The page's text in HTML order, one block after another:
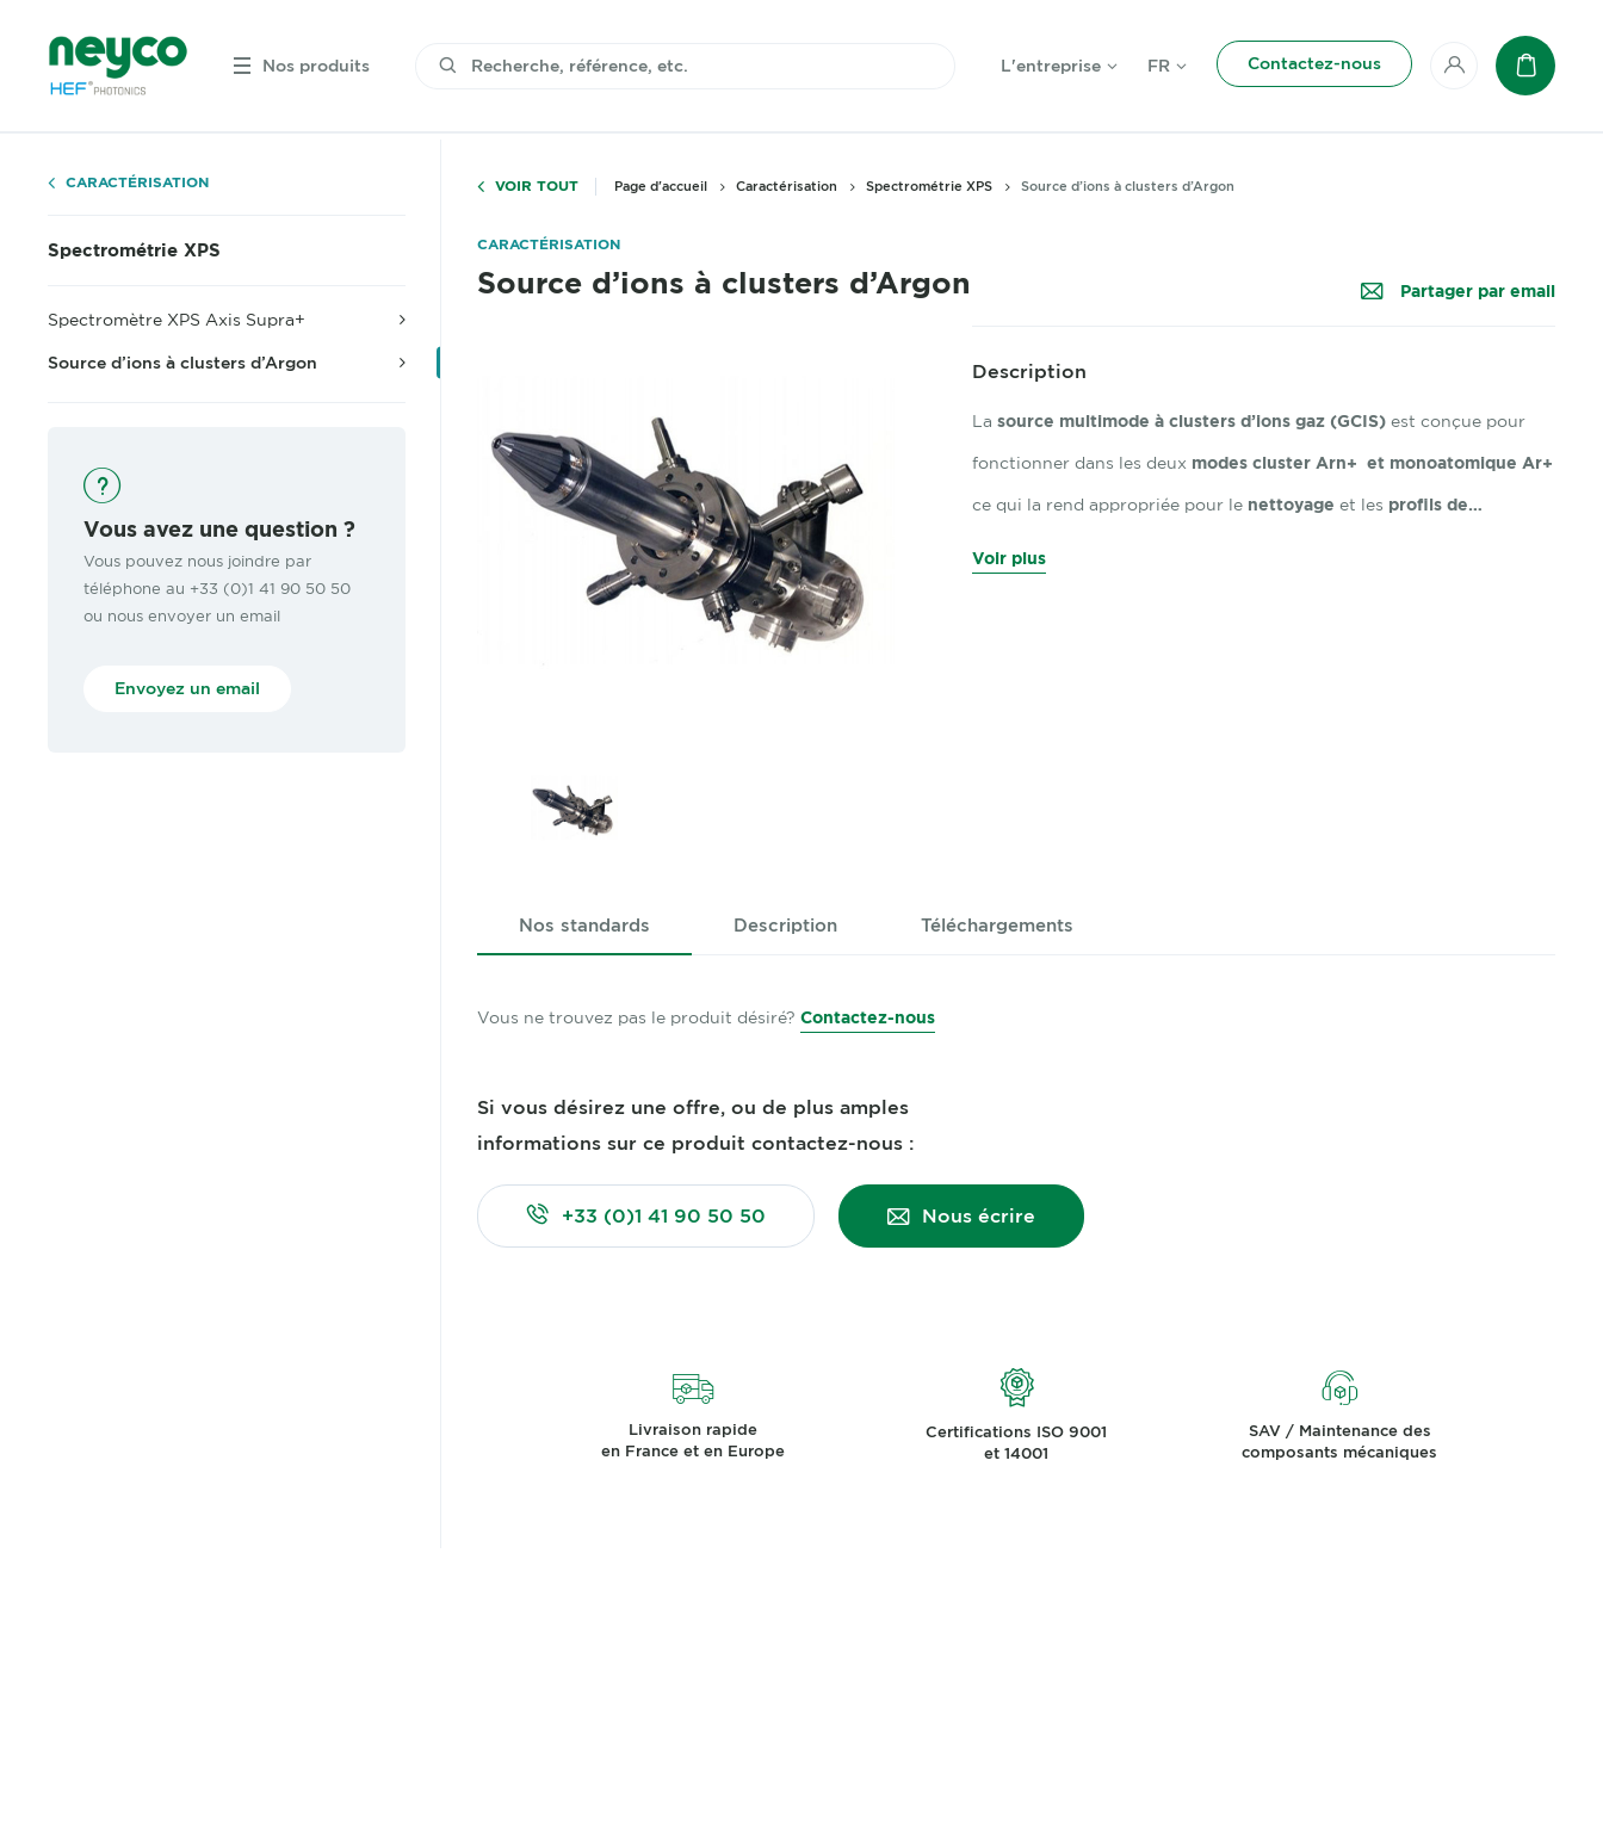
Nos produits L'entreprise FR Contactez-nous
Mon compte
Panier
CARACTÉRISATION
Spectrométrie XPS
Spectromètre XPS Axis Supra+
Source d’ions à clusters d’Argon
Vous avez une question ?
Vous pouvez nous joindre par
téléphone au +33 (0)1 41 90 50 50
ou nous envoyer un email
Envoyez un email
VOIR TOUT Page d'accueil Caractérisation Spectrométrie XPS Source d’ions à clusters d’Argon
CARACTÉRISATION
Source d’ions à clusters d’Argon Partager par email
Description
La source multimode à clusters d’ions gaz (GCIS) est conçue pour
fonctionner dans les deux modes cluster Arn+ et monoatomique Ar+
ce qui la rend appropriée pour le nettoyage et les profils de…
Voir plus
Nos standards Description Téléchargements
Vous ne trouvez pas le produit désiré? Contactez-nous
Si vous désirez une offre, ou de plus amples
informations sur ce produit contactez-nous :
+33 (0)1 41 90 50 50 Nous écrire
Livraison rapide
en France et en Europe
Certifications ISO 9001
et 14001
SAV / Maintenance des
composants mécaniques